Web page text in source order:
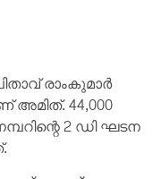
രാംകുമാർ
44,000
2 ഡി ഘടന